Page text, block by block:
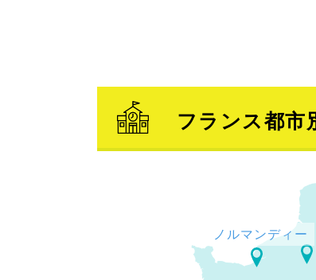
フランス都市
ノルマンディー